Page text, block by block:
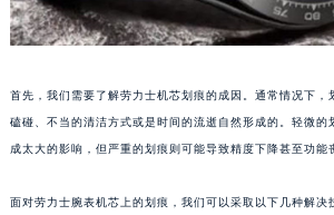
首先，我们需要了解劳力士机芯划痕的成因。通常情况下，
磕碰、不当的清洁方式或是时间的流逝自然形成的。轻微的
成太大的影响，但严重的划痕则可能导致精度下降甚至功能
面对劳力士腕表机芯上的划痕，我们可以采取以下几种解决